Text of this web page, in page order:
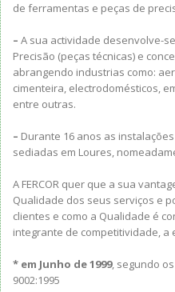
de ferramentas e peças de
– A sua actividade desenvolve-
Precisão (peças técnicas) e
abrangendo industrias como:
cimenteira, electrodomésticos,
entre outras.
– Durante 16 anos as
sediadas em Loures,
A FERCOR quer que a sua
Qualidade dos seus serviços e
clientes e como a Qualidade é
integrante de competitividade, a
* em Junho de 1999, segundo
9002:1995